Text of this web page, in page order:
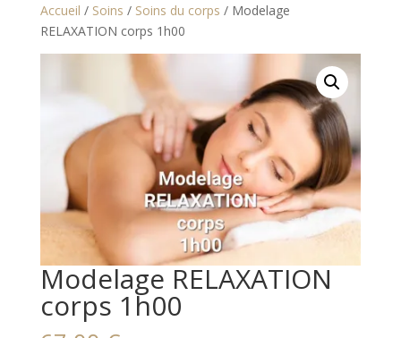
Accueil / Soins / Soins du corps / Modelage
RELAXATION corps 1h00
Modelage RELAXATION
corps 1h00